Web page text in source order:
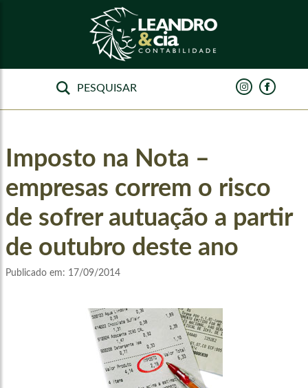
Imposto na Nota –
empresas correm o risco
de sofrer autuação a partir
de outubro deste ano
Publicado em: 17/09/2014